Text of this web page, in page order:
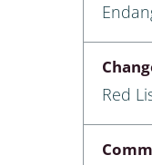
Diptera: Empidoidea
Red